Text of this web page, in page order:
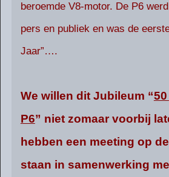
beroemde V8-motor. De P6
pers en publiek en was de
Jaar”….
We willen dit Jubileum “
P6” niet zomaar voorbij
hebben een meeting op
staan in samenwerking